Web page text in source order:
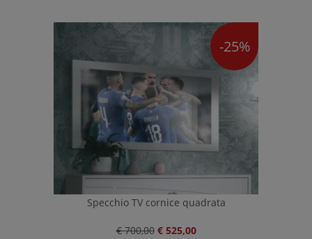
-25%
Specchio TV cornice quadrata
€ 700,00 € 525,00